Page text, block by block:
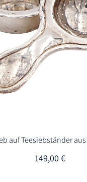
auf Teesiebständer
149,00 €